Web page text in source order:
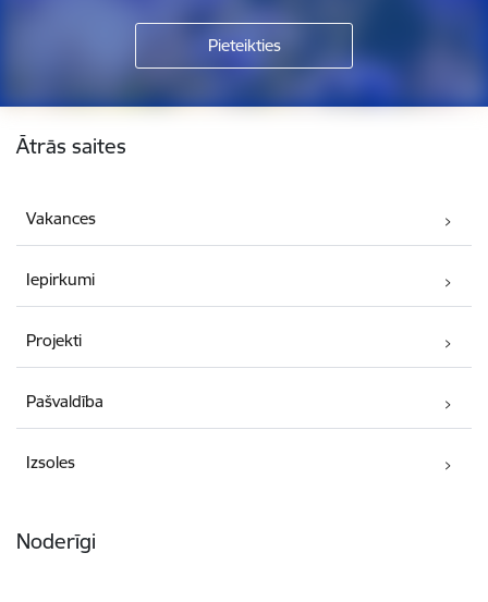
Kājene
Ātrās saites
Vakances
Iepirkumi
Projekti
Pašvaldība
Izsoles
Noderīgi